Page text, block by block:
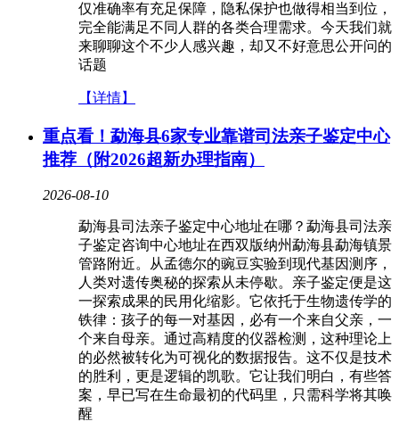
仅准确率有充足保障，隐私保护也做得相当到位，
完全能满足不同人群的各类合理需求。今天我们就
来聊聊这个不少人感兴趣，却又不好意思公开问的
话题
【详情】
重点看！勐海县6家专业靠谱司法亲子鉴定中心
推荐（附2026超新办理指南）
2026-08-10
勐海县司法亲子鉴定中心地址在哪？勐海县司法亲
子鉴定咨询中心地址在西双版纳州勐海县勐海镇景
管路附近。从孟德尔的豌豆实验到现代基因测序，
人类对遗传奥秘的探索从未停歇。亲子鉴定便是这
一探索成果的民用化缩影。它依托于生物遗传学的
铁律：孩子的每一对基因，必有一个来自父亲，一
个来自母亲。通过高精度的仪器检测，这种理论上
的必然被转化为可视化的数据报告。这不仅是技术
的胜利，更是逻辑的凯歌。它让我们明白，有些答
案，早已写在生命最初的代码里，只需科学将其唤
醒